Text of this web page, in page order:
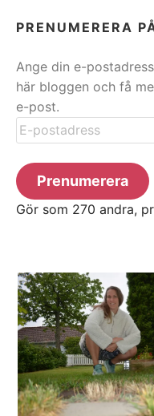
PRENUMERERA
Ange din e-
här bloggen och få
e-post.
E-
postadress
Prenumerera
Gör som 270 andra,